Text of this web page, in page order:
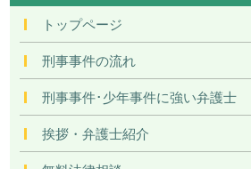
トップページ
刑事事件の流れ
刑事事件･少年事件に強い弁護士
挨拶・弁護士紹介